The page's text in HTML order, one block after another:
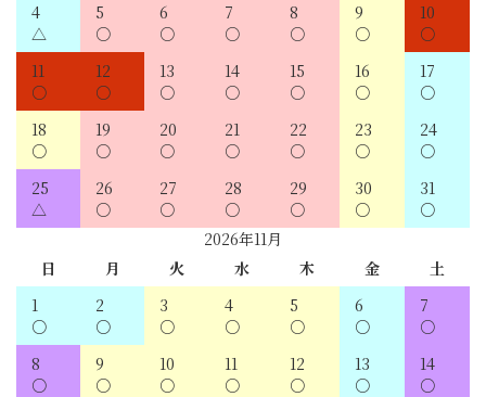
4 5 6 7 8 9 10
11 12 13 14 15 16 17
18 19 20 21 22 23 24
25 26 27 28 29 30 31
2026年11月
日
月 火 水 木 金
土
1
2 3 4 5 6 7
8 9 10 11 12 13 14